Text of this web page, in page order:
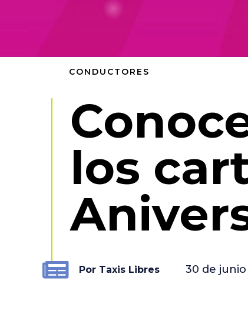
CONDUCTORES
los
Por Taxis Libres 30 de